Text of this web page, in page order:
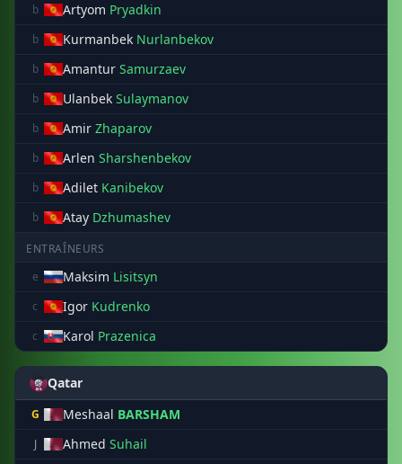
b
Artyom Pryadkin
b Kurmanbek Nurlanbekov
b Amantur Samurzaev
b Ulanbek Sulaymanov
b Amir Zhaparov
b Arlen Sharshenbekov
b Adilet Kanibekov
b Atay Dzhumashev
ENTRAÎNEURS
e
Maksim Lisitsyn
c Igor Kudrenko
c Karol Prazenica
Qatar
G Meshaal BARSHAM
J Ahmed Suhail